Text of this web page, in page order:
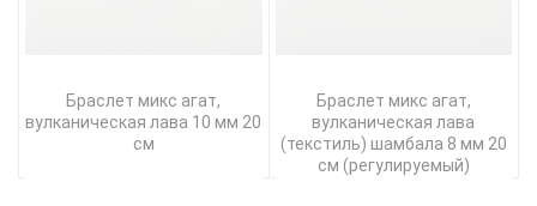
Браслет микс агат,
вулканическая лава 10 мм 20
см
Браслет микс агат,
вулканическая лава
(текстиль) шамбала 8 мм 20
см (регулируемый)